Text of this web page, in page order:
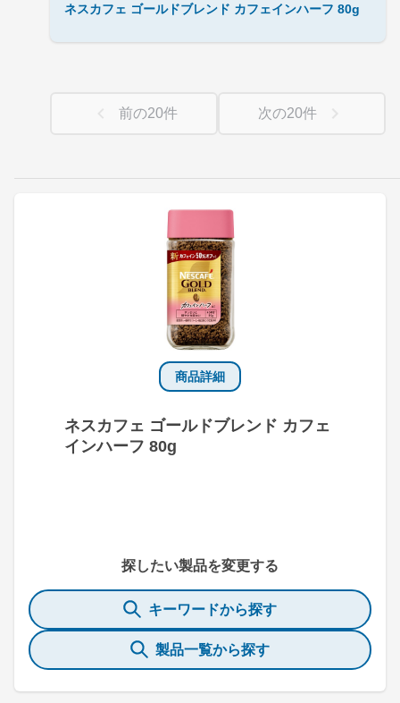
商品詳細
ネスカフェ ゴールドブレンド カフェ
インハーフ 80g
探したい製品を変更する
キーワードから探す
製品一覧から探す
ネスカフェ ゴールドブレンド カフェインハーフ 80g
前の20件 次の20件